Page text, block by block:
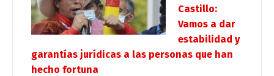
Castillo:
Vamos a dar
estabilidad y
garantías jurídicas a las personas que han
hecho fortuna